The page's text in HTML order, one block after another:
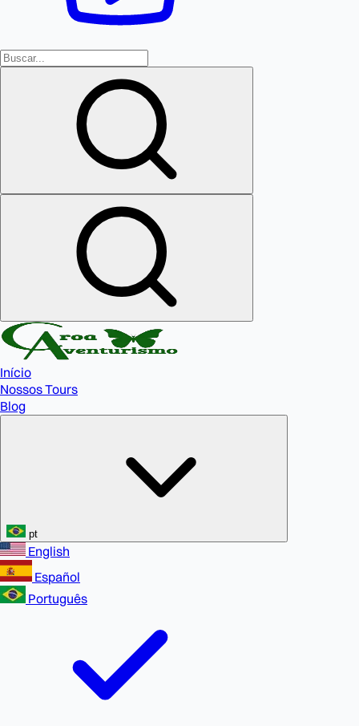
Início
Nossos Tours
Blog
pt
English
Español
Português